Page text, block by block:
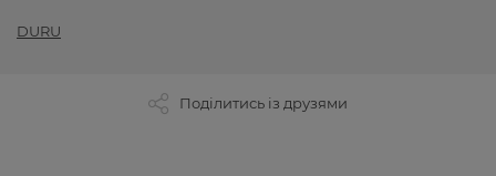
DURU
Поділитись із друзями